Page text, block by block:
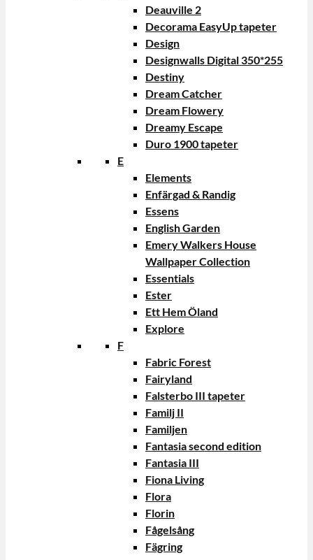
Deauville 2
Decorama EasyUp tapeter
Design
Designwalls Digital 350*255
Destiny
Dream Catcher
Dream Flowery
Dreamy Escape
Duro 1900 tapeter
E
Elements
Enfärgad & Randig
Essens
English Garden
Emery Walkers House
Wallpaper Collection
Essentials
Ester
Ett Hem Öland
Explore
F
Fabric Forest
Fairyland
Falsterbo III tapeter
Familj II
Familjen
Fantasia second edition
Fantasia III
Fiona Living
Flora
Florin
Fågelsång
Fägring